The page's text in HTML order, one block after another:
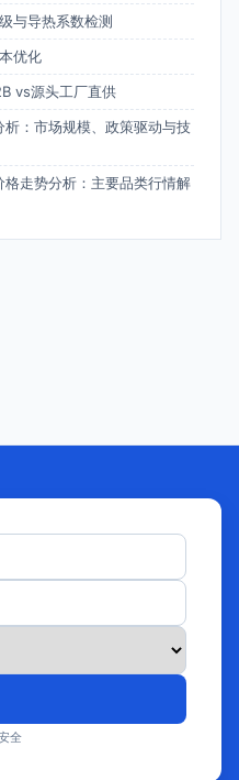
与导热系数检测
优化
vs源头工厂直供
：市场规模、政策驱动与技
走势分析：主要品类行情解
全